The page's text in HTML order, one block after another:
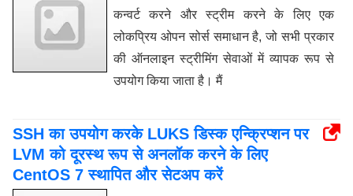
कन्वर्ट करने और स्ट्रीम करने के लिए एक
लोकप्रिय ओपन सोर्स समाधान है, जो सभी प्रकार
की ऑनलाइन स्ट्रीमिंग सेवाओं में व्यापक रूप से
उपयोग किया जाता है। मैं
SSH का उपयोग करके LUKS डिस्क एन्क्रिप्शन पर
LVM को दूरस्थ रूप से अनलॉक करने के लिए
CentOS 7 स्थापित और सेटअप करें